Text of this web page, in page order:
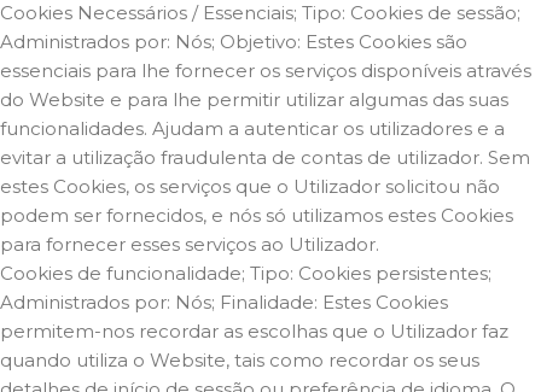
Cookies Necessários / Essenciais; Tipo: Cookies de sessão;
Administrados por: Nós; Objetivo: Estes Cookies são
essenciais para lhe fornecer os serviços disponíveis através
do Website e para lhe permitir utilizar algumas das suas
funcionalidades. Ajudam a autenticar os utilizadores e a
evitar a utilização fraudulenta de contas de utilizador. Sem
estes Cookies, os serviços que o Utilizador solicitou não
podem ser fornecidos, e nós só utilizamos estes Cookies
para fornecer esses serviços ao Utilizador.
Cookies de funcionalidade; Tipo: Cookies persistentes;
Administrados por: Nós; Finalidade: Estes Cookies
permitem-nos recordar as escolhas que o Utilizador faz
quando utiliza o Website, tais como recordar os seus